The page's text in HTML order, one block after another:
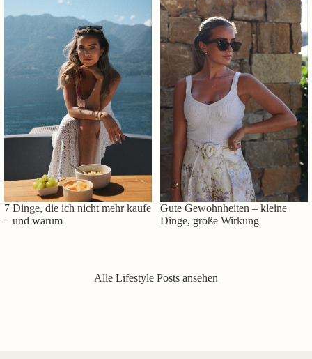
7 Dinge, die ich nicht mehr kaufe
– und warum
Gute Gewohnheiten – kleine
Dinge, große Wirkung
Alle Lifestyle Posts ansehen